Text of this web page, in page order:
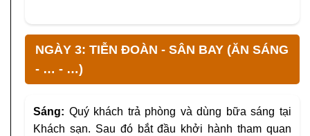
NGÀY 3: TIỄN ĐOÀN - SÂN BAY (ĂN SÁNG
- … - …)
Sáng: Quý khách trả phòng và dùng bữa sáng tại
Khách sạn. Sau đó bắt đầu khởi hành tham quan